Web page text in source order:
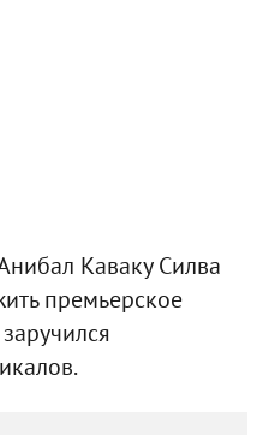
Каваку Силва
премьерское